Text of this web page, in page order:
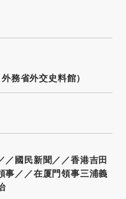
務省外交史料館）
／國民新聞／／香港吉田
事／／在厦門領事三浦義